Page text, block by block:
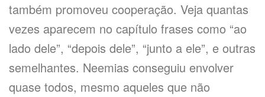
também promoveu cooperação. Veja quantas
vezes aparecem no capítulo frases como “ao
lado dele”, “depois dele”, “junto a ele”, e outras
semelhantes. Neemias conseguiu envolver
quase todos, mesmo aqueles que não